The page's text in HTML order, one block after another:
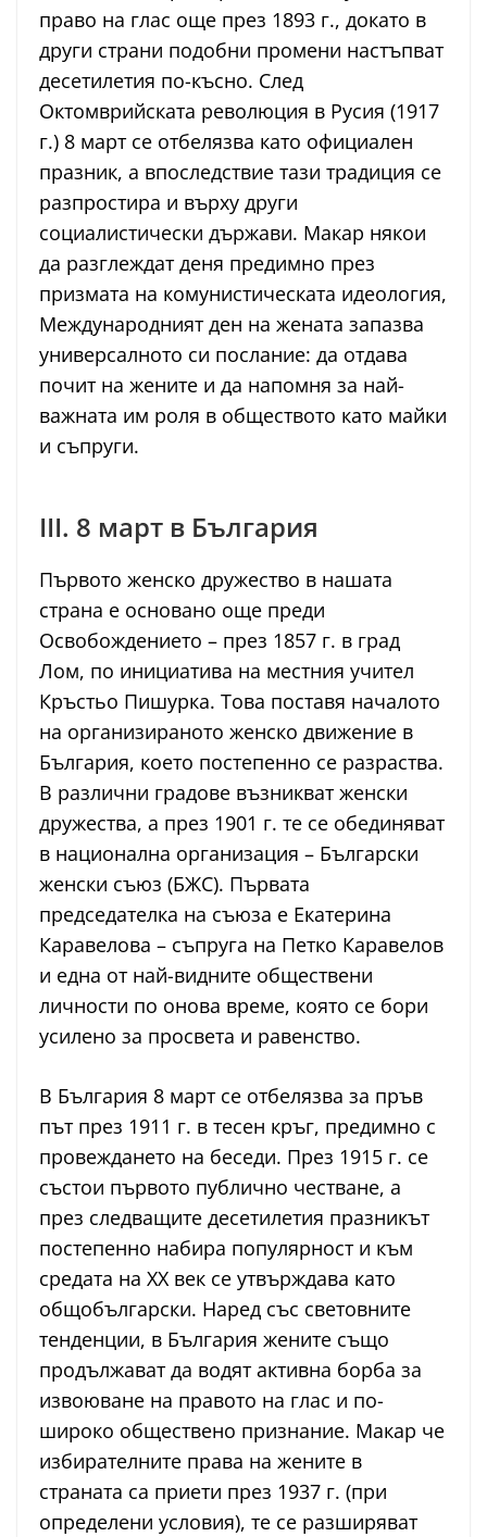
право на глас още през 1893 г., докато в
други страни подобни промени настъпват
десетилетия по-късно. След
Октомврийската революция в Русия (1917
г.) 8 март се отбелязва като официален
празник, а впоследствие тази традиция се
разпростира и върху други
социалистически държави. Макар някои
да разглеждат деня предимно през
призмата на комунистическата идеология,
Международният ден на жената запазва
универсалното си послание: да отдава
почит на жените и да напомня за най-
важната им роля в обществото като майки
и съпруги.
III. 8 март в България
Първото женско дружество в нашата
страна е основано още преди
Освобождението – през 1857 г. в град
Лом, по инициатива на местния учител
Кръстьо Пишурка. Това поставя началото
на организираното женско движение в
България, което постепенно се разраства.
В различни градове възникват женски
дружества, а през 1901 г. те се обединяват
в национална организация – Български
женски съюз (БЖС). Първата
председателка на съюза е Екатерина
Каравелова – съпруга на Петко Каравелов
и една от най-видните обществени
личности по онова време, която се бори
усилено за просвета и равенство.
В България 8 март се отбелязва за пръв
път през 1911 г. в тесен кръг, предимно с
провеждането на беседи. През 1915 г. се
състои първото публично честване, а
през следващите десетилетия празникът
постепенно набира популярност и към
средата на ХХ век се утвърждава като
общобългарски. Наред със световните
тенденции, в България жените също
продължават да водят активна борба за
извоюване на правото на глас и по-
широко обществено признание. Макар че
избирателните права на жените в
страната са приети през 1937 г. (при
определени условия), те се разширяват